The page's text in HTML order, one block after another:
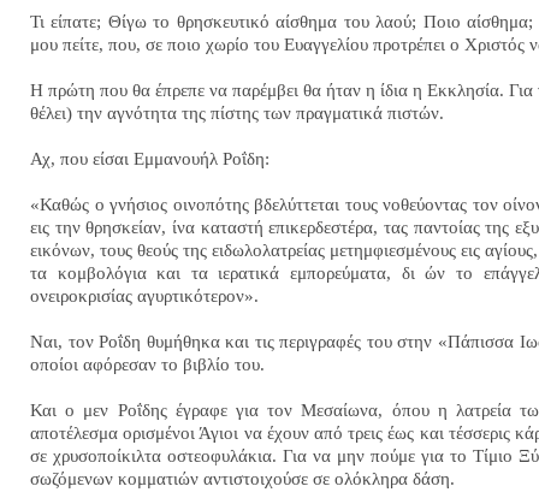
Τι είπατε; Θίγω το θρησκευτικό αίσθημα του λαού; Ποιο
μου πείτε, που, σε ποιο χωρίο του Ευαγγελίου προτρέπει ο Χριστός
Η πρώτη που θα έπρεπε να παρέμβει θα ήταν η ίδια η Εκκλησία. Για
θέλει) την αγνότητα της πίστης των πραγματικά πιστών.
Αχ, που είσαι Εμμανουήλ Ροΐδη:
«Καθώς ο γνήσιος οινοπότης βδελύττεται τους νοθεύοντας τον
εις την θρησκείαν, ίνα καταστή επικερδεστέρα, τας παντοίας της
εικόνων, τους θεούς της ειδωλολατρείας μετημφιεσμένους εις
τα κομβολόγια και τα ιερατικά εμπορεύματα, δι ών το
ονειροκρισίας αγυρτικότερον».
Ναι, τον Ροΐδη θυμήθηκα και τις περιγραφές του στην «Πάπισσα
οποίοι αφόρεσαν το βιβλίο του.
Και ο μεν Ροΐδης έγραφε για τον Μεσαίωνα, όπου η λατρεία
αποτέλεσμα ορισμένοι Άγιοι να έχουν από τρεις έως και τέσσερις
σε χρυσοποίκιλτα οστεοφυλάκια. Για να μην πούμε για το
σωζόμενων κομματιών αντιστοιχούσε σε ολόκληρα δάση.